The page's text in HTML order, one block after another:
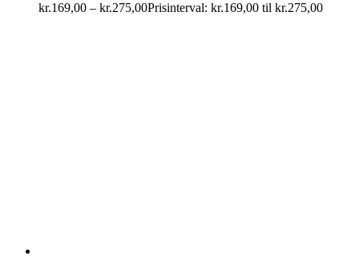
kr.169,00 – kr.275,00Prisinterval: kr.169,00 til kr.275,00